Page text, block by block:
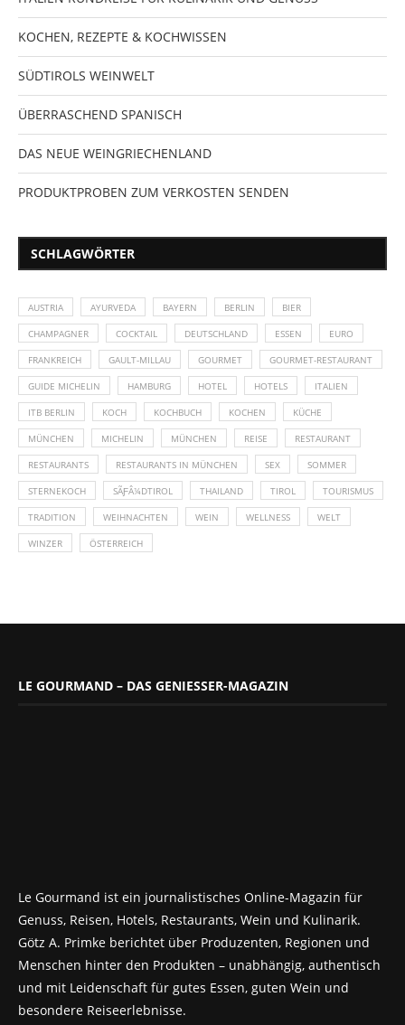
KOCHEN, REZEPTE & KOCHWISSEN
SÜDTIROLS WEINWELT
ÜBERRASCHEND SPANISCH
DAS NEUE WEINGRIECHENLAND
PRODUKTPROBEN ZUM VERKOSTEN SENDEN
SCHLAGWÖRTER
AUSTRIA AYURVEDA BAYERN BERLIN BIER
CHAMPAGNER COCKTAIL DEUTSCHLAND ESSEN EURO
FRANKREICH GAULT-MILLAU GOURMET GOURMET-RESTAURANT
GUIDE MICHELIN HAMBURG HOTEL HOTELS ITALIEN
ITB BERLIN KOCH KOCHBUCH KOCHEN KÜCHE
MÜNCHEN MICHELIN MÜNCHEN REISE RESTAURANT
RESTAURANTS RESTAURANTS IN MÜNCHEN SEX SOMMER
STERNEKOCH SÃƑÂ¼DTIROL THAILAND TIROL TOURISMUS
TRADITION WEIHNACHTEN WEIN WELLNESS WELT
WINZER ÖSTERREICH
LE GOURMAND – DAS GENIESSER-MAGAZIN
Le Gourmand ist ein journalistisches Online-Magazin für
Genuss, Reisen, Hotels, Restaurants, Wein und Kulinarik.
Götz A. Primke berichtet über Produzenten, Regionen und
Menschen hinter den Produkten – unabhängig, authentisch
und mit Leidenschaft für gutes Essen, guten Wein und
besondere Reiseerlebnisse.